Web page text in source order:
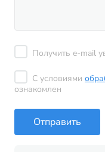
Получить e-mail
С условиями
ознакомлен
Отправить